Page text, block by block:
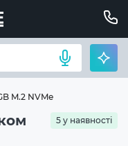
M.2 NVMe
5 у наявності